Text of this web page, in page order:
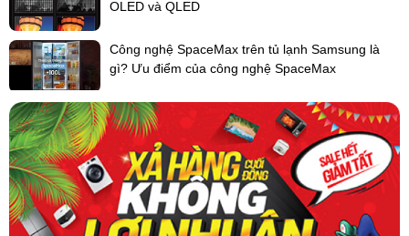
đường ống thoát khí nhằm đạt hiệu quả hút mùi tối đa, giảm
độ ồn và tiết kiệm chi phí thay than hoạt tính định kỳ.
Xem thêm:Chọn mua máy hút mùi than hoạt tính hay máy hút mùi
có ống thoát khí?
OLED và QLED
Công nghệ SpaceMax trên tủ lạnh Samsung là
gì? Ưu điểm của công nghệ SpaceMax